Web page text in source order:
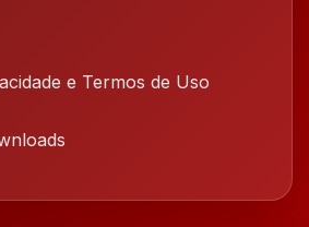
e Termos de Uso